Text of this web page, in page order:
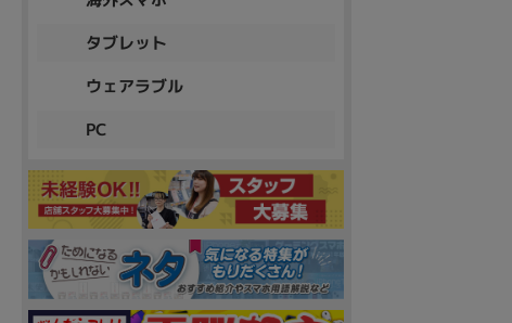
タブレット
ウェアラブル
PC